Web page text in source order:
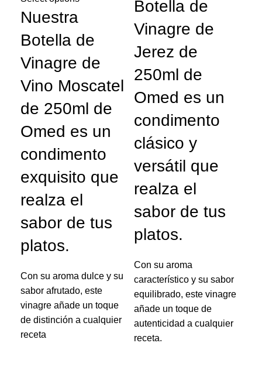
Nuestra
Botella de
Vinagre de
Vino Moscatel
de 250ml de
Omed es un
condimento
exquisito que
realza el
sabor de tus
platos.
Con su aroma dulce y su
sabor afrutado, este
vinagre añade un toque
de distinción a cualquier
receta
Botella de
Vinagre de
Jerez de
250ml de
Omed es un
condimento
clásico y
versátil que
realza el
sabor de tus
platos.
Con su aroma
característico y su sabor
equilibrado, este vinagre
añade un toque de
autenticidad a cualquier
receta.